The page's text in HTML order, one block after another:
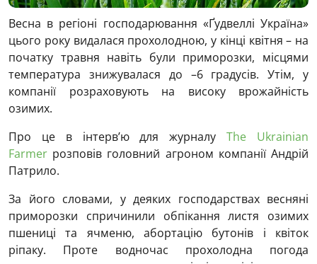
Весна в регіоні господарювання «Ґудвеллі Україна»
цього року видалася прохолодною, у кінці квітня – на
початку травня навіть були приморозки, місцями
температура знижувалася до –6 градусів. Утім, у
компанії розраховують на високу врожайність
озимих.
Про це в інтерв’ю для журналуThe Ukrainian
Farmer розповів головний агроном компанії Андрій
Патрило.
За його словами, у деяких господарствах весняні
приморозки спричинили обпікання листя озимих
пшениці та ячменю, абортацію бутонів і квіток
ріпаку. Проте водночас прохолодна погода